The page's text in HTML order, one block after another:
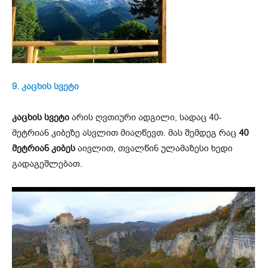
9. კაცხის სვეტი
კაცხის სვეტი არის ღვთიური ადგილი, სადაც 40-
მეტრიან კიბეზე ასვლით მიაღწევთ. მას შემდეგ რაც 40
მეტრიან კიბესაივლით, თვალწინ ულამაზესი ხედი
გადაგეშლებათ.